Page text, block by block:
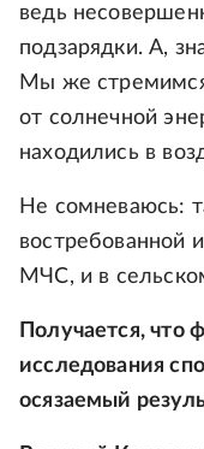
ведь
подзарядки. А,
Мы же
от солнечной
находились в
Не сомневаюсь:
востребованной
МЧС, и в
Получается, что
исследования
осязаемый